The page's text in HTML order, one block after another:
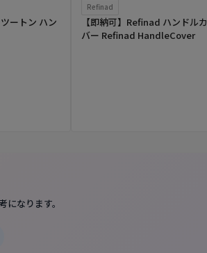
ートン ハン
Refinad
【即納可】Refinad ハンドルカ
バー Refinad HandleCover
なります。